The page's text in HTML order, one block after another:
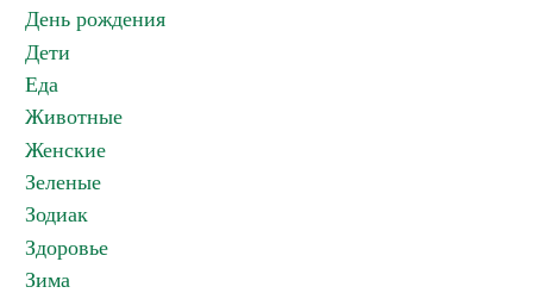
День рождения
Дети
Еда
Животные
Женские
Зеленые
Зодиак
Здоровье
Зима